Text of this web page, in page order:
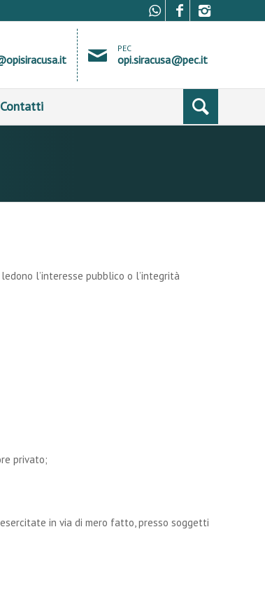
PEC
opi.siracusa@pec.it
Contatti
l’interesse pubblico o l’integrità
privato;
in via di mero fatto, presso soggetti